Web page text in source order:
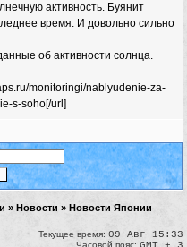
активность. Буянит
время. И довольно сильно
об активности солнца.
monitoringi/nablyudenie-za-
s-soho[/url]
» Новости » Новости Японии
Текущее время: 09-Авг 15:33